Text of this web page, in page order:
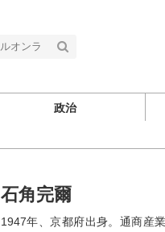
政治
石角完爾
1947年、京都府出身。通商産